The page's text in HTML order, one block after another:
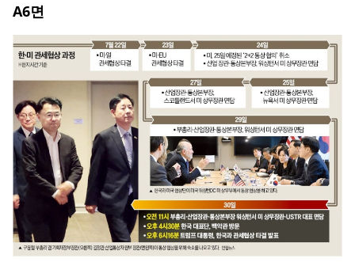
A6면